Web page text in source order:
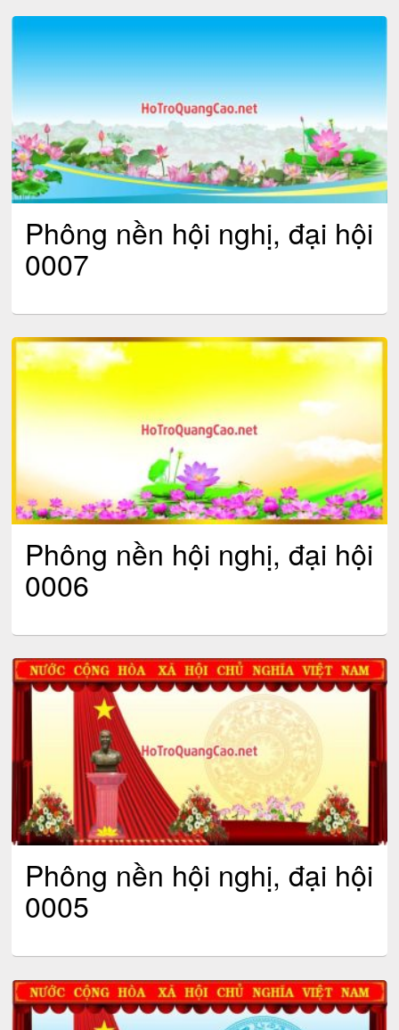
Phông nền hội nghị, đại hội
0007
Phông nền hội nghị, đại hội
0006
Phông nền hội nghị, đại hội
0005